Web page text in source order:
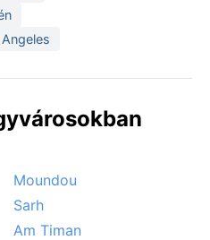
Moundou
Sarh
Am Timan